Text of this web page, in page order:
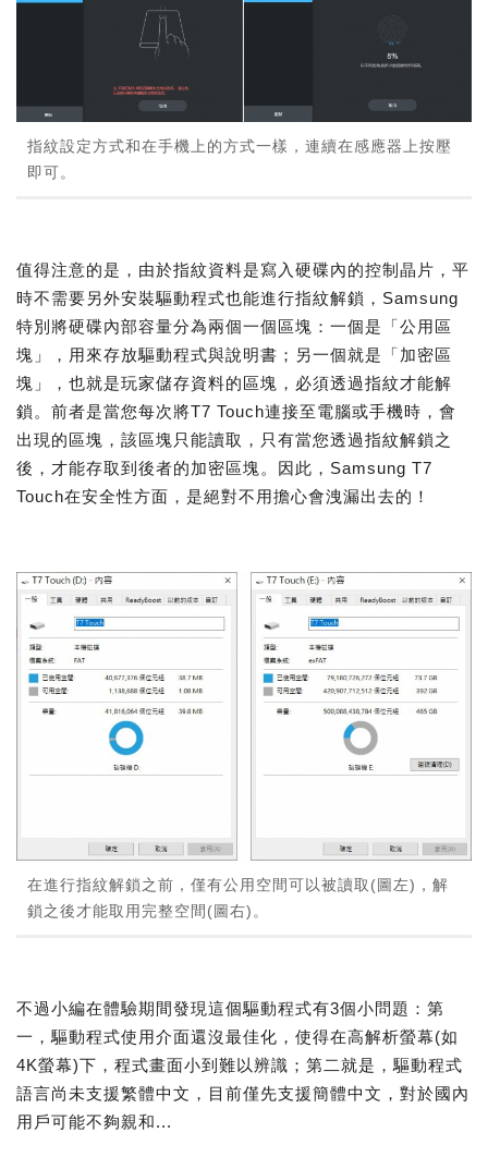
指紋設定方式和在手機上的方式一樣，連續在感應器上按壓
即可。
值得注意的是，由於指紋資料是寫入硬碟內的控制晶片，平
時不需要另外安裝驅動程式也能進行指紋解鎖，Samsung
特別將硬碟內部容量分為兩個一個區塊：一個是「公用區
塊」，用來存放驅動程式與說明書；另一個就是「加密區
塊」，也就是玩家儲存資料的區塊，必須透過指紋才能解
鎖。前者是當您每次將T7 Touch連接至電腦或手機時，會
出現的區塊，該區塊只能讀取，只有當您透過指紋解鎖之
後，才能存取到後者的加密區塊。因此，Samsung T7
Touch在安全性方面，是絕對不用擔心會洩漏出去的！
在進行指紋解鎖之前，僅有公用空間可以被讀取(圖左)，解
鎖之後才能取用完整空間(圖右)。
不過小編在體驗期間發現這個驅動程式有3個小問題：第
一，驅動程式使用介面還沒最佳化，使得在高解析螢幕(如
4K螢幕)下，程式畫面小到難以辨識；第二就是，驅動程式
語言尚未支援繁體中文，目前僅先支援簡體中文，對於國內
用戶可能不夠親和...